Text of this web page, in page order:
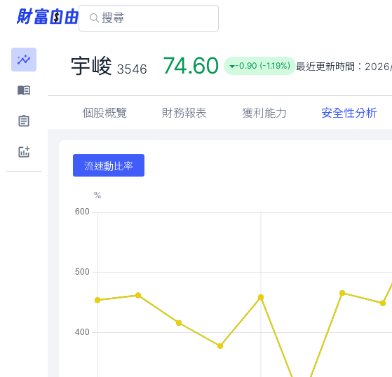
宇峻 3546 74.60 -0.90 (-1.19%) 最近更新時間：
個股概覽 財務報表 獲利能力 安全性分析
流速動比率